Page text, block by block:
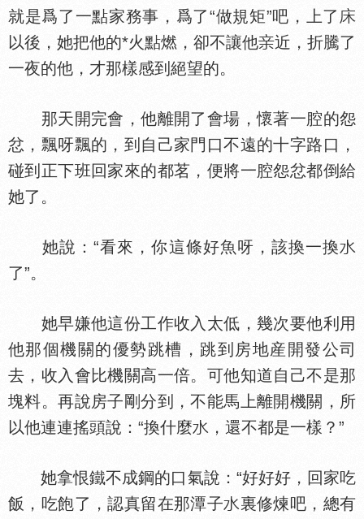
就是爲了一點家務事，爲了“做規矩”吧，上了
以後，她把他的*火點燃，卻不讓他
近，折騰了
一夜的他，才那樣感到絕望的。
那天開完會，他離開了會場，懷著一腔的怨
忿，飄呀飄的，到自己家門口不遠的十字路口，
碰到正下班回家來的都茗，便將一腔怨忿都倒給
她了。
她說：“看來，你這條好魚呀，該換一換
了”。
她早嫌他這份工作收入太低，幾次要他利用
他那個機關的優勢跳槽，跳到房地産開發公司
去，收入會比機關高一倍。可他知道自己不是那
塊料。再說房子剛分到，不能馬上離開機關，所
以他連連搖頭說：“換什麼
，還不都是一樣？”
她拿恨鐵不成鋼的口氣說：“好好好，回家吃
飯，吃飽了，認真留在那潭子
裏修煉吧，總有